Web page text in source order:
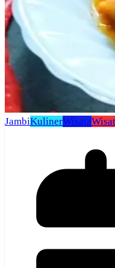
JambiKulinerWisata